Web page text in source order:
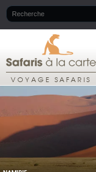
VOYAGE SAFARIS